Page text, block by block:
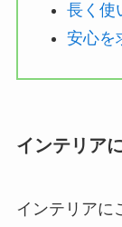
長く使
安心を
インテリア
インテリアに